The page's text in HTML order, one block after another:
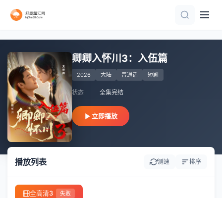
卿卿入怀川3：入伍篇
2026 大陆 普通话 短剧
状态 全集完结
立即播放
播放列表 测速 排序
全高清3 失败
更新全集
已完结
全集完结
全集完结
正片
全集完结
正片
正片
全集完结
全集完结